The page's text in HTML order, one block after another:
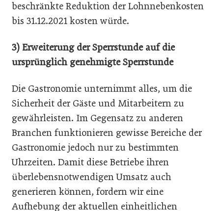
beschränkte Reduktion der Lohnnebenkosten
bis 31.12.2021 kosten würde.
3) Erweiterung der Sperrstunde auf die
ursprünglich genehmigte Sperrstunde
Die Gastronomie unternimmt alles, um die
Sicherheit der Gäste und Mitarbeitern zu
gewährleisten. Im Gegensatz zu anderen
Branchen funktionieren gewisse Bereiche der
Gastronomie jedoch nur zu bestimmten
Uhrzeiten. Damit diese Betriebe ihren
überlebensnotwendigen Umsatz auch
generieren können, fordern wir eine
Aufhebung der aktuellen einheitlichen